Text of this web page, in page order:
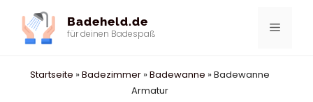
Inhalt
springen
Badeheld.de
für deinen Badespaß Menü
Startseite »Badezimmer»Badewanne »Badewanne
Armatur